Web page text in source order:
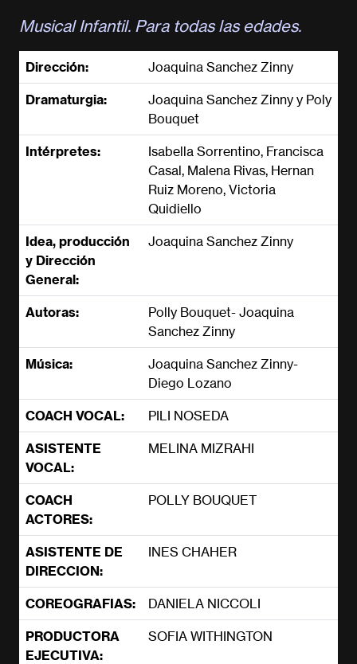
Musical Infantil. Para todas las edades.
Dirección: Joaquina Sanchez Zinny
Dramaturgia:
Joaquina Sanchez Zinny y Poly
Bouquet
Intérpretes:
Isabella Sorrentino, Francisca
Casal, Malena Rivas, Hernan
Ruiz Moreno, Victoria
Quidiello
Idea, producción
y Dirección
General:
Joaquina Sanchez Zinny
Autoras:
Polly Bouquet- Joaquina
Sanchez Zinny
Música:
Joaquina Sanchez Zinny-
Diego Lozano
COACH VOCAL: PILI NOSEDA
ASISTENTE
VOCAL:
MELINA MIZRAHI
COACH
ACTORES:
POLLY BOUQUET
ASISTENTE DE
DIRECCION:
INES CHAHER
COREOGRAFIAS: DANIELA NICCOLI
PRODUCTORA
EJECUTIVA:
SOFIA WITHINGTON